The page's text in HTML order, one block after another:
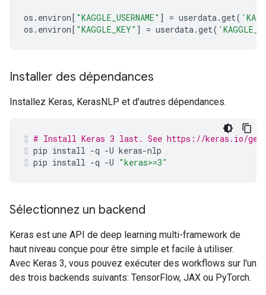
os . environ[ "KAGGLE_USERNAME" ] = userdata.get(
os . environ[ "KAGGLE_KEY" ] = userdata.get(
Installer des dépendances
Installez Keras, KerasNLP et d'autres dépendances.
# Install Keras 3 last. See https://keras.io/
pip install -q -U keras-nlp
pip install -q -U "keras>=3"
Sélectionnez un backend
Keras est une API de deep learning multi-framework de
haut niveau conçue pour être simple et facile à utiliser.
Avec Keras 3, vous pouvez exécuter des workflows sur l'un
des trois backends suivants: TensorFlow, JAX ou PyTorch.